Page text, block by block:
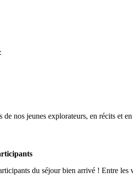
nos jeunes explorateurs, en récits et
du séjour bien arrivé ! Entre